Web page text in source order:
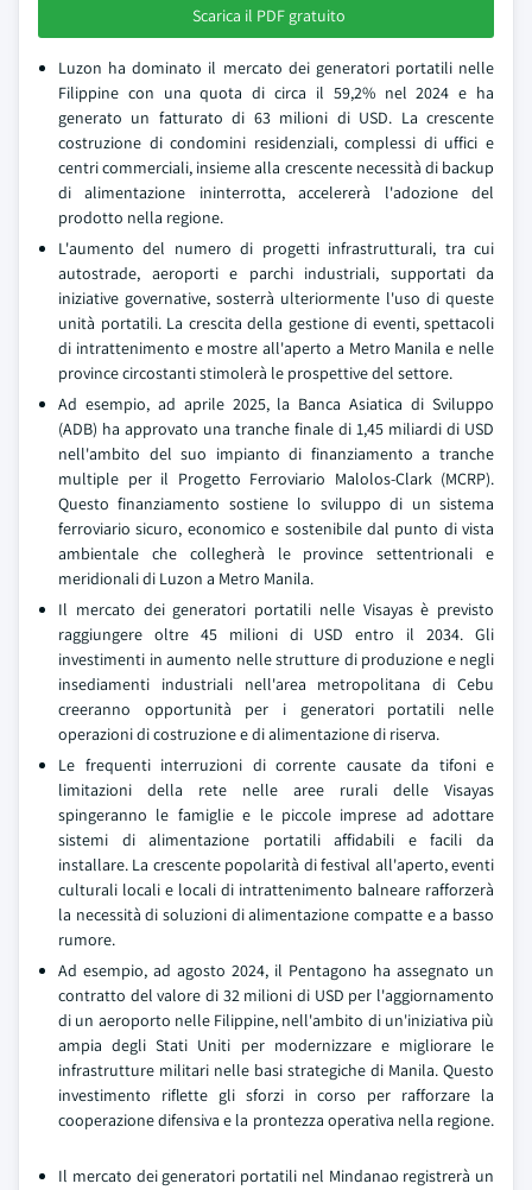
Scarica il PDF gratuito
Luzon ha dominato il mercato dei generatori portatili nelle
Filippine con una quota di circa il 59,2% nel 2024 e ha
generato un fatturato di 63 milioni di USD. La crescente
costruzione di condomini residenziali, complessi di uffici e
centri commerciali, insieme alla crescente necessità di backup
di alimentazione ininterrotta, accelererà l'adozione del
prodotto nella regione.
L'aumento del numero di progetti infrastrutturali, tra cui
autostrade, aeroporti e parchi industriali, supportati da
iniziative governative, sosterrà ulteriormente l'uso di queste
unità portatili. La crescita della gestione di eventi, spettacoli
di intrattenimento e mostre all'aperto a Metro Manila e nelle
province circostanti stimolerà le prospettive del settore.
Ad esempio, ad aprile 2025, la Banca Asiatica di Sviluppo
(ADB) ha approvato una tranche finale di 1,45 miliardi di USD
nell'ambito del suo impianto di finanziamento a tranche
multiple per il Progetto Ferroviario Malolos-Clark (MCRP).
Questo finanziamento sostiene lo sviluppo di un sistema
ferroviario sicuro, economico e sostenibile dal punto di vista
ambientale che collegherà le province settentrionali e
meridionali di Luzon a Metro Manila.
Il mercato dei generatori portatili nelle Visayas è previsto
raggiungere oltre 45 milioni di USD entro il 2034. Gli
investimenti in aumento nelle strutture di produzione e negli
insediamenti industriali nell'area metropolitana di Cebu
creeranno opportunità per i generatori portatili nelle
operazioni di costruzione e di alimentazione di riserva.
Le frequenti interruzioni di corrente causate da tifoni e
limitazioni della rete nelle aree rurali delle Visayas
spingeranno le famiglie e le piccole imprese ad adottare
sistemi di alimentazione portatili affidabili e facili da
installare. La crescente popolarità di festival all'aperto, eventi
culturali locali e locali di intrattenimento balneare rafforzerà
la necessità di soluzioni di alimentazione compatte e a basso
rumore.
Ad esempio, ad agosto 2024, il Pentagono ha assegnato un
contratto del valore di 32 milioni di USD per l'aggiornamento
di un aeroporto nelle Filippine, nell'ambito di un'iniziativa più
ampia degli Stati Uniti per modernizzare e migliorare le
infrastrutture militari nelle basi strategiche di Manila. Questo
investimento riflette gli sforzi in corso per rafforzare la
cooperazione difensiva e la prontezza operativa nella regione.
Il mercato dei generatori portatili nel Mindanao registrerà un